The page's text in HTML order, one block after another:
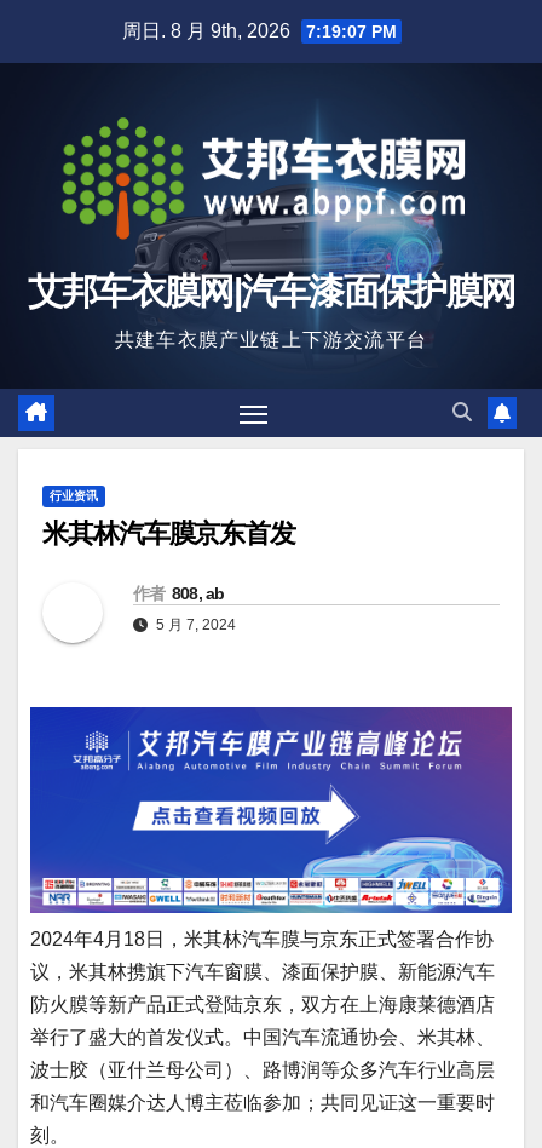
周日. 8 月 9th, 2026 7:19:09 PM
艾邦车衣膜网|汽车漆面保护膜网
共建车衣膜产业链上下游交流平台
行业资讯
米其林汽车膜京东首发
作者 808, ab
5 月 7, 2024
2024年4月18日，米其林汽车膜与京东正式签署合作协
议，米其林携旗下汽车窗膜、漆面保护膜、新能源汽车
防火膜等新产品正式登陆京东，双方在上海康莱德酒店
举行了盛大的首发仪式。中国汽车流通协会、米其林、
波士胶（亚什兰母公司）、路博润等众多汽车行业高层
和汽车圈媒介达人博主莅临参加；共同见证这一重要时
刻。